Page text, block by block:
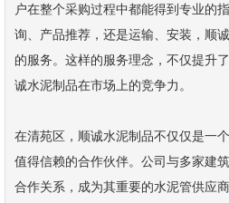
户在整个采购过程中都能得到专业的
询、产品推荐，还是运输、安装，顺
的服务。这样的服务理念，不仅提升
诚水泥制品在市场上的竞争力。
在清苑区，顺诚水泥制品不仅仅是一
值得信赖的合作伙伴。公司与多家建
合作关系，成为其重要的水泥管供应